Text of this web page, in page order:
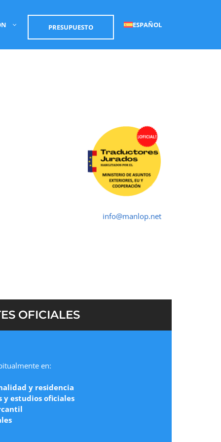
PRESUPUESTO ESPAÑOL
info@manlop.net
OFICIALES
en:
y residencia
y estudios oficiales